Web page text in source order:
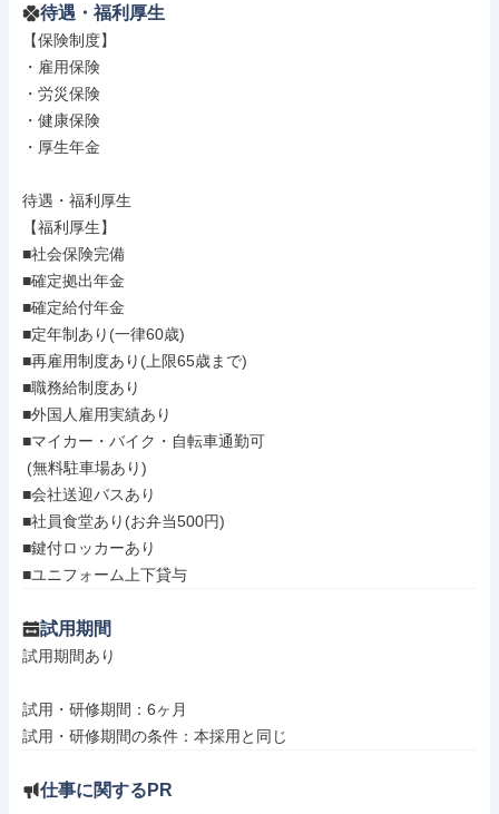
待遇・福利厚生
【保険制度】
・雇用保険
・労災保険
・健康保険
・厚生年金
待遇・福利厚生
【福利厚生】
■社会保険完備
■確定拠出年金
■確定給付年金
■定年制あり(一律60歳)
■再雇用制度あり(上限65歳まで)
■職務給制度あり
■外国人雇用実績あり
■マイカー・バイク・自転車通勤可
■会社送迎バスあり
■社員食堂あり(お弁当500円)
■鍵付ロッカーあり
■ユニフォーム上下貸与
試用期間
試用期間あり
試用・研修期間：6ヶ月
仕事に関するPR